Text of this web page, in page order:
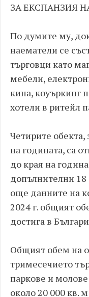
ЗА ЕКСПАНЗИЯ
По думите му,
наематели се
търговци като
мебели,
кина, коуъркинг
хотели в ритейл
Четирите обекта,
на годината, са
до края на
допълнителни 18
още данните на
2024 г. общият
достига в
Общият обем на
тримесечието
паркове и
около 20 000 кв.